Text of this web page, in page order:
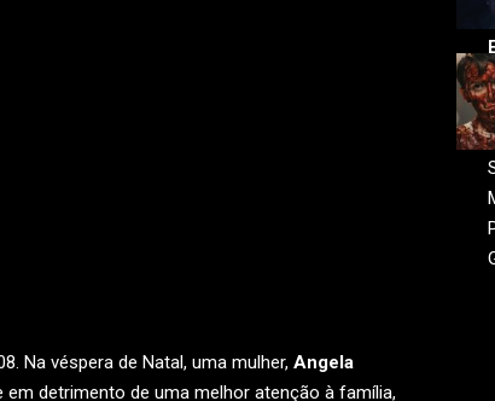
Na véspera de Natal, uma mulher, Angela
em detrimento de uma melhor atenção à família,